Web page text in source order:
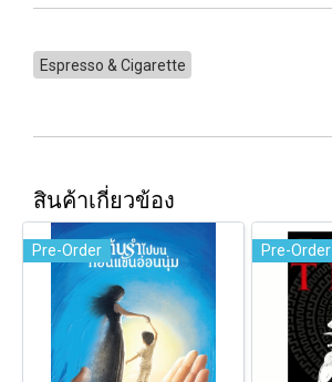
Espresso & Cigarette
สินค้าเกี่ยวข้อง
Pre-Order Pre-Order